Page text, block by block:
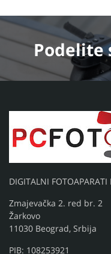
Podelite
DIGITALNI FOTOAPARATI
Zmajevačka 2. red br. 2
Žarkovo
11030 Beograd, Srbija
PIB: 108253921